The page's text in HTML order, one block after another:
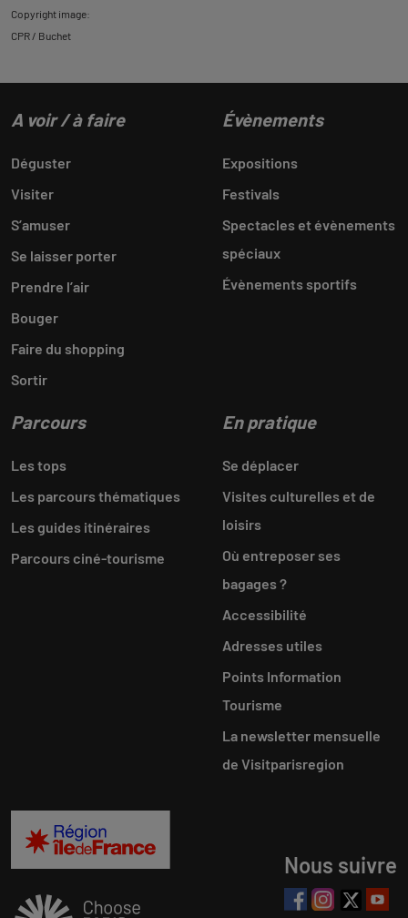
Copyright image:
CPR / Buchet
A voir / à faire
Déguster
Visiter
S’amuser
Se laisser porter
Prendre l’air
Bouger
Faire du shopping
Sortir
Évènements
Expositions
Festivals
Spectacles et évènements
spéciaux
Évènements sportifs
Parcours
Les tops
Les parcours thématiques
Les guides itinéraires
Parcours ciné-tourisme
En pratique
Se déplacer
Visites culturelles et de
loisirs
Où entreposer ses
bagages ?
Accessibilité
Adresses utiles
Points Information
Tourisme
La newsletter mensuelle
de Visitparisregion
Nous suivre